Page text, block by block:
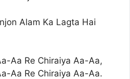
Alam Ka Lagta Hai
Aa Re Chiraiya Aa-Aa,
Aa Re Chiraiya Aa-Aa.